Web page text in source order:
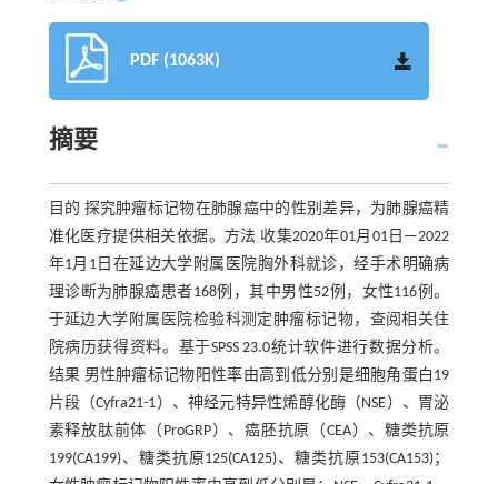
PDF (1063K)
摘要
目的 探究肿瘤标记物在肺腺癌中的性别差异，为肺腺癌精
准化医疗提供相关依据。方法 收集2020年01月01日—2022
年1月1日在延边大学附属医院胸外科就诊，经手术明确病
理诊断为肺腺癌患者168例，其中男性52例，女性116例。
于延边大学附属医院检验科测定肿瘤标记物，查阅相关住
院病历获得资料。基于SPSS 23.0统计软件进行数据分析。
结果 男性肿瘤标记物阳性率由高到低分别是细胞角蛋白19
片段（Cyfra21-1）、神经元特异性烯醇化酶（NSE）、胃泌
素释放肽前体（ProGRP）、癌胚抗原（CEA）、糖类抗原
199(CA199)、糖类抗原125(CA125)、糖类抗原153(CA153)；